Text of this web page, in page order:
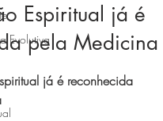
Evolutiva
Espiritual já é
pela Medicina
NaN de 5 estrelas.
já é reconhecida